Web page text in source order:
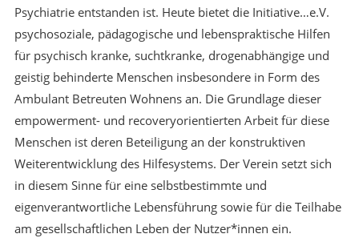
Psychiatrie entstanden ist. Heute bietet die Initiative…e.V.
psychosoziale, pädagogische und lebenspraktische Hilfen
für psychisch kranke, suchtkranke, drogenabhängige und
geistig behinderte Menschen insbesondere in Form des
Ambulant Betreuten Wohnens an. Die Grundlage dieser
empowerment- und recoveryorientierten Arbeit für diese
Menschen ist deren Beteiligung an der konstruktiven
Weiterentwicklung des Hilfesystems. Der Verein setzt sich
in diesem Sinne für eine selbstbestimmte und
eigenverantwortliche Lebensführung sowie für die Teilhabe
am gesellschaftlichen Leben der Nutzer*innen ein.